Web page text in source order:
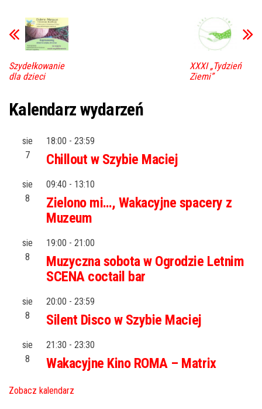
Szydełkowanie
dla dzieci
XXXI „Tydzień
Ziemi”
Kalendarz wydarzeń
sie
7
18:00 - 23:59
Chillout w Szybie Maciej
sie
8
09:40 - 13:10
Zielono mi…, Wakacyjne spacery z
Muzeum
sie
8
19:00 - 21:00
Muzyczna sobota w Ogrodzie Letnim
SCENA coctail bar
sie
8
20:00 - 23:59
Silent Disco w Szybie Maciej
sie
8
21:30 - 23:30
Wakacyjne Kino ROMA – Matrix
Zobacz kalendarz